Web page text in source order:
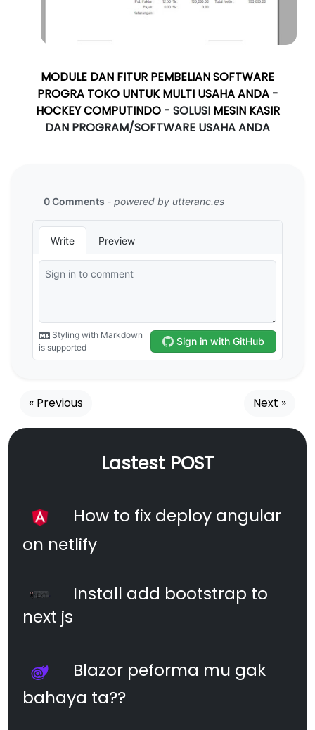
MODULE DAN FITUR PEMBELIAN SOFTWARE
PROGRA TOKO UNTUK MULTI USAHA ANDA-
HOCKEY COMPUTINDO- SOLUSI MESIN KASIR
DAN PROGRAM/SOFTWARE USAHA ANDA
« Previous Next »
Lastest POST
How to fix deploy angular
on netlify
Install add bootstrap to
next js
Blazor peforma mu gak
bahaya ta??